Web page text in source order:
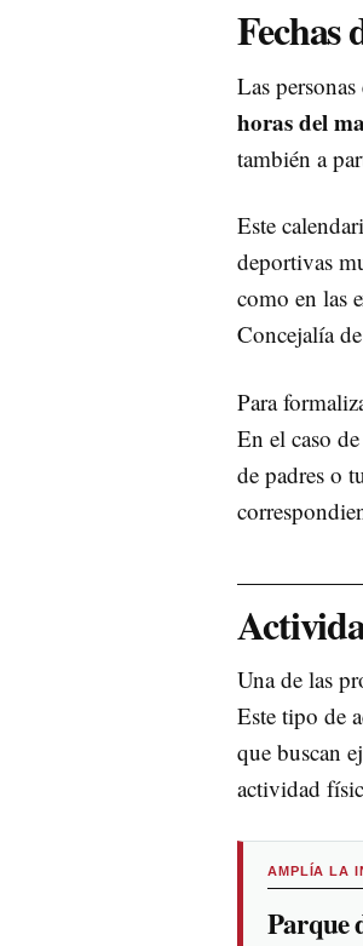
Fechas
Las
horas del
también a
Este
deportivas
como en las
Concejalía
Para
En el caso
de padres o
Una de las
Este tipo de
que buscan
actividad
AMPLÍA LA
Parque